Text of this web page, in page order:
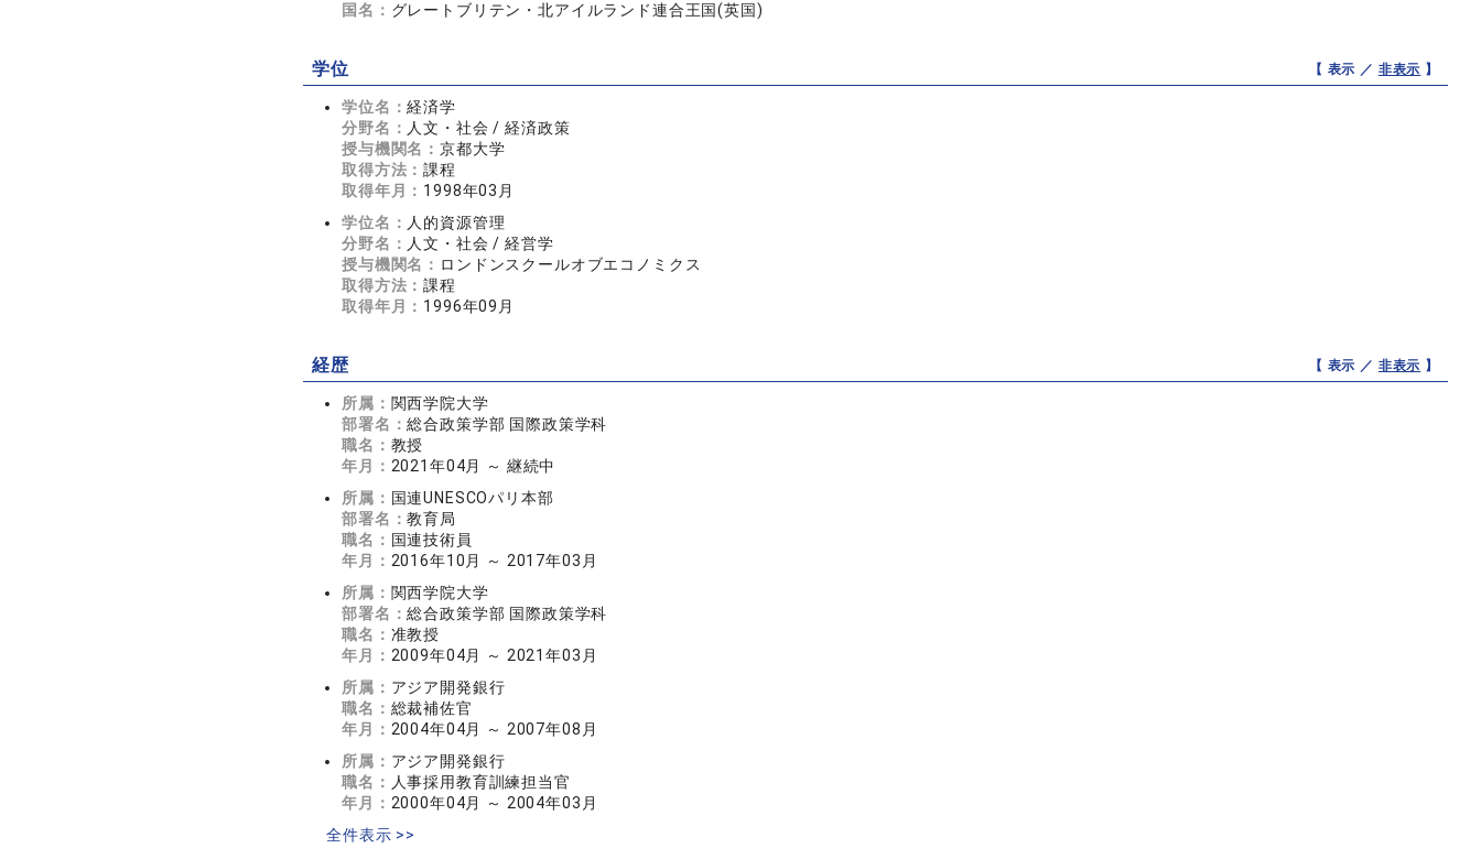
国名： グレートブリテン・北アイルランド連合王国(英国)
学位 【 表示 ／ 非表示 】
学位名：経済学
分野名： 人文・社会 / 経済政策
授与機関名：京都大学
取得方法：課程
取得年月： 1998年03月
学位名： 人的資源管理
分野名： 人文・社会 / 経営学
授与機関名： ロンドンスクールオブエコノミクス
取得方法：課程
取得年月： 1996年09月
経歴 【 表示 ／ 非表示 】
所属： 関西学院大学
部署名：総合政策学部 国際政策学科
職名： 教授
年月： 2021年04月 ～ 継続中
所属： 国連UNESCOパリ本部
部署名：教育局
職名： 国連技術員
年月： 2016年10月 ～ 2017年03月
所属： 関西学院大学
部署名：総合政策学部 国際政策学科
職名： 准教授
年月： 2009年04月 ～ 2021年03月
所属： アジア開発銀行
職名： 総裁補佐官
年月： 2004年04月 ～ 2007年08月
所属： アジア開発銀行
職名： 人事採用教育訓練担当官
年月： 2000年04月 ～ 2004年03月
全件表示 >>